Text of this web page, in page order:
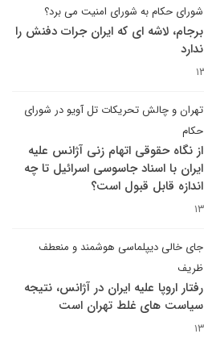
شورای حکام به شورای امنیت می برد؟
برجام، لاشه ای که ایران جرات دفنش را
ندارد
تهران و چالش تحریکات تل آویو در شورای
حکام
از نگاه حقوقی اتهام زنی آژانس علیه
ایران با اسناد جاسوسی اسرائیل تا چه
اندازه قابل قبول است؟
جای خالی دیپلماسی هوشمند و منعطف
ظریف
رفتار اروپا علیه ایران در آژانس، نتیجه
سیاست های غلط تهران است